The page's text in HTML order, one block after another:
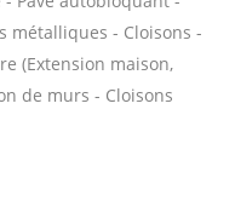
métalliques - Cloisons -
(Extension maison,
de murs - Cloisons